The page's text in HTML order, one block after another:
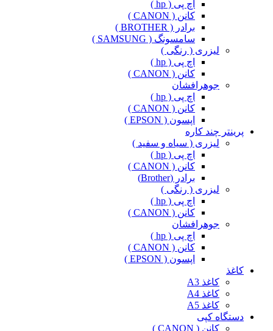
اچ پی ( hp )
کانن ( CANON )
برادر ( BROTHER )
سامسونگ ( SAMSUNG )
لیزری ( رنگی )
اچ پی ( hp )
کانن ( CANON )
جوهرافشان
اچ پی ( hp )
کانن ( CANON )
اپسون ( EPSON )
پرینتر چند کاره
لیزری ( سیاه و سفید )
اچ پی ( hp )
کانن ( CANON )
برادر (Brother)
لیزری ( رنگی )
اچ پی ( hp )
کانن ( CANON )
جوهرافشان
اچ پی ( hp )
کانن ( CANON )
اپسون ( EPSON )
کاغذ
کاغذ A3
کاغذ A4
کاغذ A5
دستگاه کپی
کانن ( CANON )